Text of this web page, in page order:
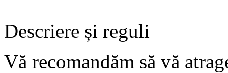
Descriere și reguli
Vă recomandăm să vă